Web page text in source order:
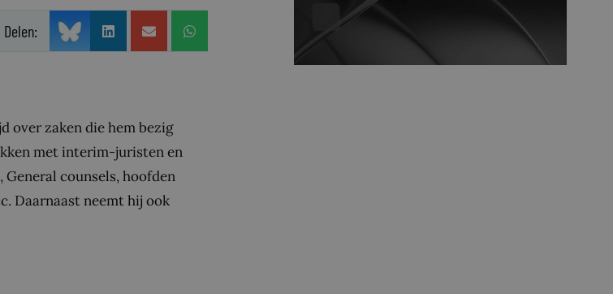
Delen:
over zaken die hem bezig
met interim-juristen en
counsels, hoofden
Daarnaast neemt hij ook